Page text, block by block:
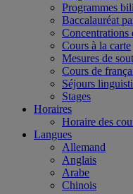
Programmes
Baccalauréat
Concentrations
Cours à la carte
Mesures de
Cours de
Séjours
Stages
Horaires
Horaire des
Langues
Allemand
Anglais
Arabe
Chinois